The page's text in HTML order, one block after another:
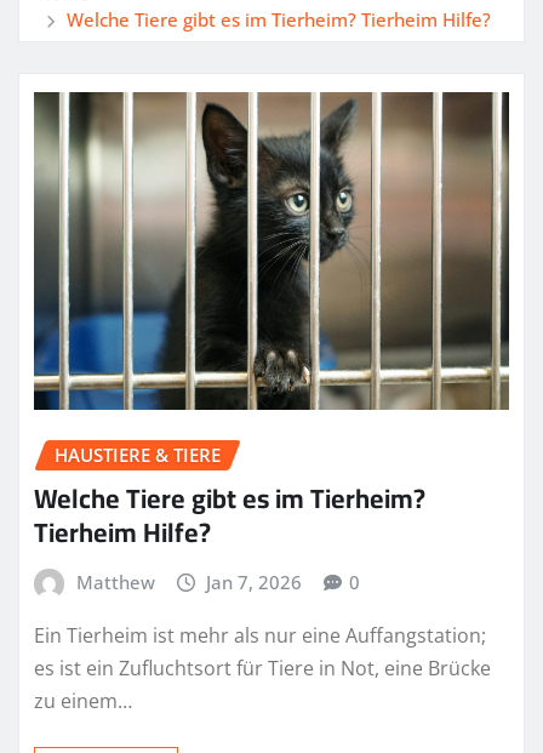
Welche Tiere gibt es im Tierheim? Tierheim Hilfe?
HAUSTIERE & TIERE
Welche Tiere gibt es im Tierheim?
Tierheim Hilfe?
Matthew Jan 7, 2026 0
Ein Tierheim ist mehr als nur eine Auffangstation;
es ist ein Zufluchtsort für Tiere in Not, eine Brücke
zu einem…